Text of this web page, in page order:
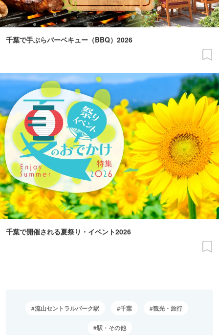
千葉で手ぶらバーベキュー（BBQ）2026
千葉で開催される夏祭り・イベント2026
流山セントラルパーク駅 千葉 観光・旅行
駅・その他